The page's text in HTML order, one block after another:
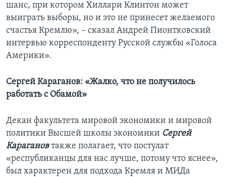
шанс, при котором Хиллари Клинтон может
выиграть выборы, но и это не принесет желаемого
счастья Кремлю», – сказал Андрей Пионтковский
интервью корреспонденту Русской службы «Голоса
Америки».
Сергей Караганов: «Жалко, что не получилось
работать с Обамой»
Декан факультета мировой экономики и мировой
политики Высшей школы экономики Сергей
Карагановтакже полагает, что постулат
«республиканцы для нас лучше, потому что яснее»,
был характерен для подхода Кремля и МИДа